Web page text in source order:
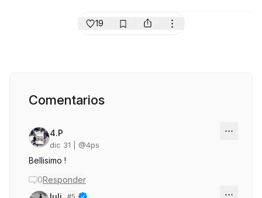
19
Comentarios
4.P
dic 31 | @4ps
Bellisimo !
0Responder